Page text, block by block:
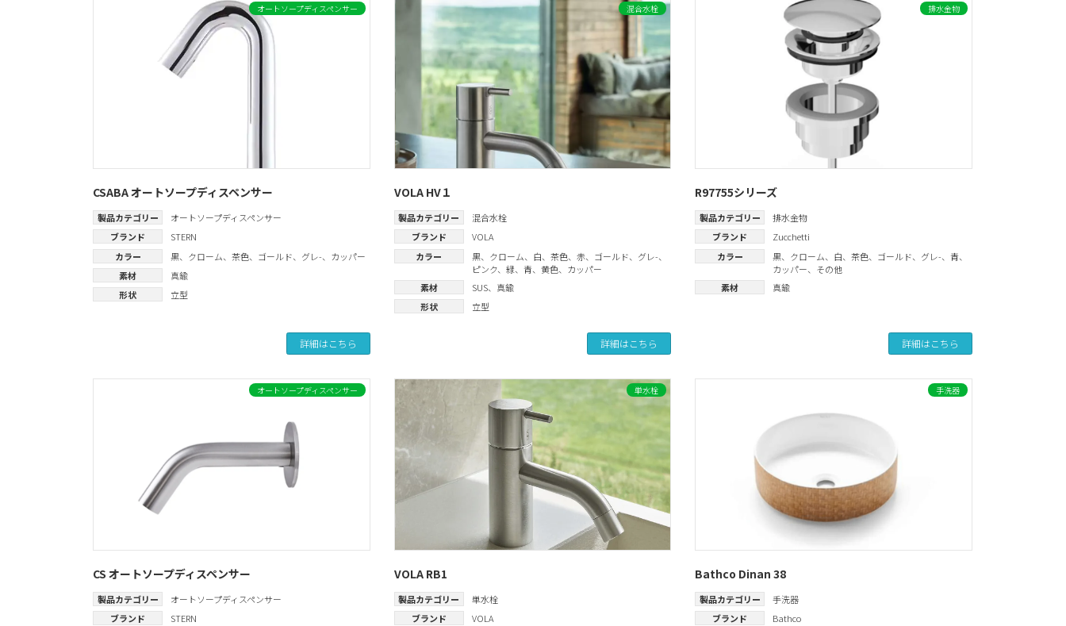
オートソープディスペンサー
CSABA オートソープディスペンサー
製品カテゴリー
オートソープディスペンサー
ブランド
STERN
カラー
黒、 クローム、 茶色、 ゴールド、 グレ-、 カッパー
素材
真鍮
形状
立型
詳細はこちら
混合水栓
VOLA HV１
製品カテゴリー
混合水栓
ブランド
VOLA
カラー
黒、 クローム、 白、 茶色、 赤、 ゴールド、 グレ-、
ピンク、 緑、 青、 黄色、 カッパー
素材
SUS、 真鍮
形状
立型
詳細はこちら
排水金物
R97755シリーズ
製品カテゴリー
排水金物
ブランド
Zucchetti
カラー
黒、 クローム、 白、茶色、 ゴールド、 グレ-、青、
カッパー、 その他
素材
真鍮
詳細はこちら
オートソープディスペンサー
CS オートソープディスペンサー
製品カテゴリー
オートソープディスペンサー
ブランド
STERN
単水栓
VOLA RB1
製品カテゴリー
単水栓
ブランド
VOLA
手洗器
Bathco Dinan 38
製品カテゴリー
手洗器
ブランド
Bathco